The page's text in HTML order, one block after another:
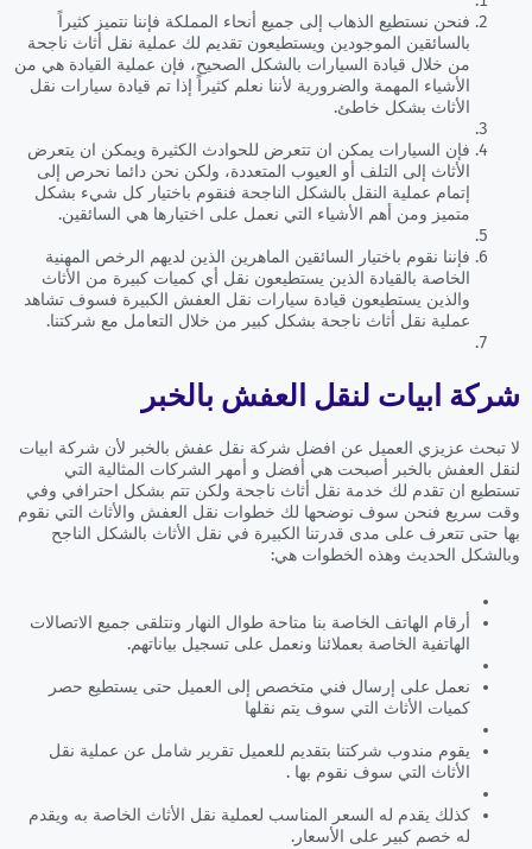
فنحن نستطيع الذهاب إلى جميع أنحاء المملكة فإننا نتميز كثيراً
بالسائقين الموجودين ويستطيعون تقديم لك عملية نقل أثاث ناجحة
من خلال قيادة السيارات بالشكل الصحيح، فإن عملية القيادة هي من
الأشياء المهمة والضرورية لأننا نعلم كثيراً إذا تم قيادة سيارات نقل
الأثاث بشكل خاطئ.
فإن السيارات يمكن ان تتعرض للحوادث الكثيرة ويمكن ان يتعرض
الأثاث إلى التلف أو العيوب المتعددة، ولكن نحن دائما نحرص إلى
إتمام عملية النقل بالشكل الناجحة فنقوم باختيار كل شيء بشكل
متميز ومن أهم الأشياء التي نعمل على اختيارها هي السائقين.
فإننا نقوم باختيار السائقين الماهرين الذين لديهم الرخص المهنية
الخاصة بالقيادة الذين يستطيعون نقل أي كميات كبيرة من الأثاث
والذين يستطيعون قيادة سيارات نقل العفش الكبيرة فسوف تشاهد
عملية نقل أثاث ناجحة بشكل كبير من خلال التعامل مع شركتنا.
شركة ابيات لنقل العفش بالخبر
لا تبحث عزيزي العميل عن افضل شركة نقل عفش بالخبر لأن شركة ابيات
لنقل العفش بالخبر أصبحت هي أفضل و أمهر الشركات المثالية التي
تستطيع ان تقدم لك خدمة نقل أثاث ناجحة ولكن تتم بشكل احترافي وفي
وقت سريع فنحن سوف نوضحها لك خطوات نقل العفش والأثاث التي نقوم
بها حتى تتعرف على مدى قدرتنا الكبيرة في نقل الأثاث بالشكل الناجح
وبالشكل الحديث وهذه الخطوات هي:
أرقام الهاتف الخاصة بنا متاحة طوال النهار ونتلقى جميع الاتصالات
الهاتفية الخاصة بعملائنا ونعمل على تسجيل بياناتهم.
نعمل على إرسال فني متخصص إلى العميل حتى يستطيع حصر
كميات الأثاث التي سوف يتم نقلها
يقوم مندوب شركتنا بتقديم للعميل تقرير شامل عن عملية نقل
الأثاث التي سوف نقوم بها .
كذلك يقدم له السعر المناسب لعملية نقل الأثاث الخاصة به ويقدم
له خصم كبير على الأسعار.